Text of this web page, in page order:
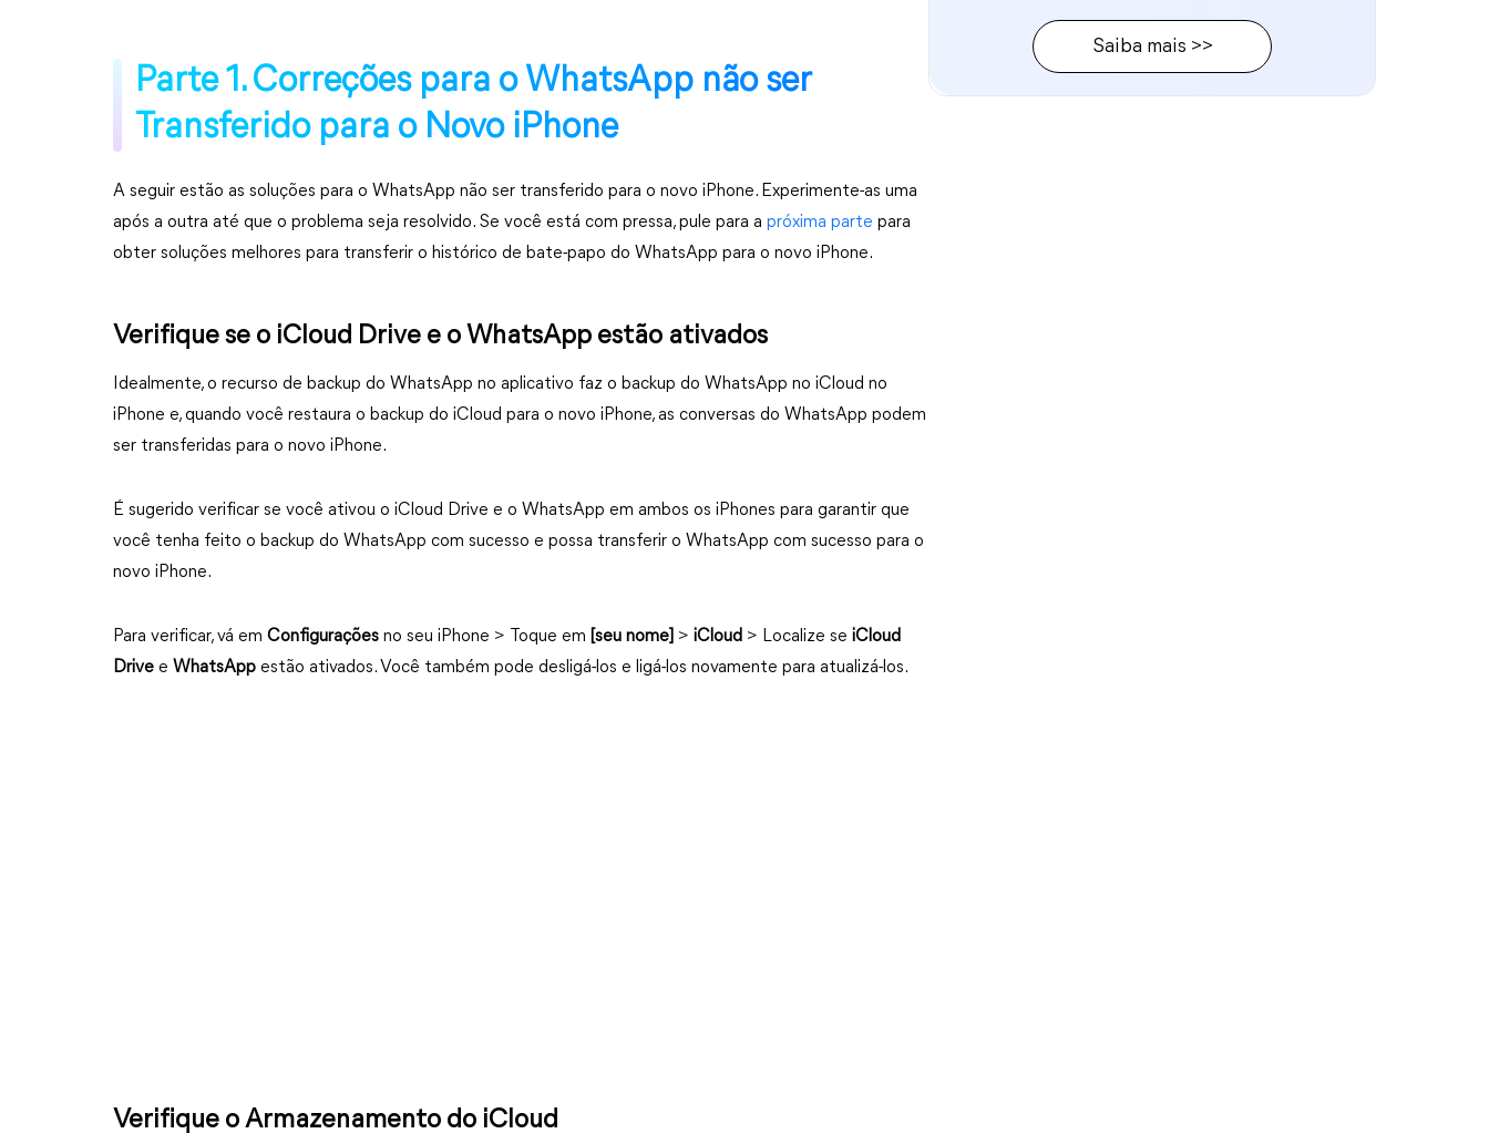
Parte 1. Correções para o WhatsApp não ser
Transferido para o Novo iPhone
A seguir estão as soluções para o WhatsApp não ser transferido para o novo iPhone. Experimente-as uma
após a outra até que o problema seja resolvido. Se você está com pressa, pule para a próxima parte para
obter soluções melhores para transferir o histórico de bate-papo do WhatsApp para o novo iPhone.
Verifique se o iCloud Drive e o WhatsApp estão ativados
Idealmente, o recurso de backup do WhatsApp no aplicativo faz o backup do WhatsApp no iCloud no
iPhone e, quando você restaura o backup do iCloud para o novo iPhone, as conversas do WhatsApp podem
ser transferidas para o novo iPhone.
É sugerido verificar se você ativou o iCloud Drive e o WhatsApp em ambos os iPhones para garantir que
você tenha feito o backup do WhatsApp com sucesso e possa transferir o WhatsApp com sucesso para o
novo iPhone.
Para verificar, vá em Configurações no seu iPhone > Toque em [seu nome] > iCloud > Localize se iCloud
Drive e WhatsApp estão ativados. Você também pode desligá-los e ligá-los novamente para atualizá-los.
Verifique o Armazenamento do iCloud
Saiba mais >>